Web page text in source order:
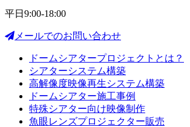
平日9:00-18:00
メールでのお問い合わせ
ドームシアタープロジェクトとは？
シアターシステム構築
高解像度映像再生システム構築
ドームシアター施工事例
特殊シアター向け映像制作
魚眼レンズプロジェクター販売